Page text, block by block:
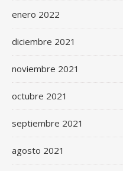
enero 2022
diciembre 2021
noviembre 2021
octubre 2021
septiembre 2021
agosto 2021